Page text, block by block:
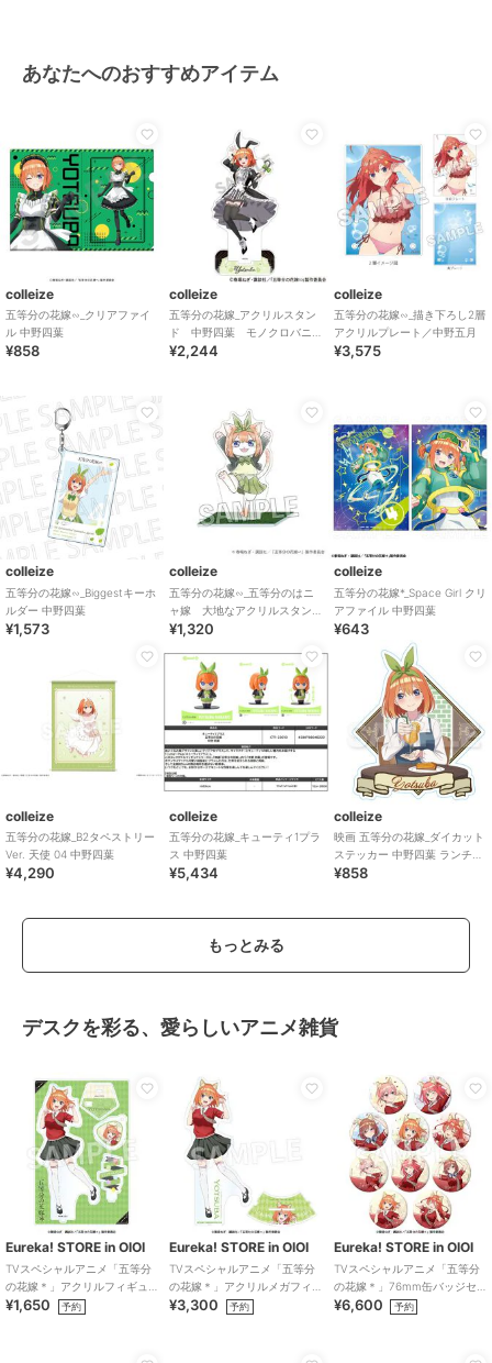
あなたへのおすすめアイテム
colleize
五等分の花嫁∽_クリアファイ
ル 中野四葉
¥858
colleize
五等分の花嫁_アクリルスタン
ド 中野四葉 モノクロバニ
ードレス
¥2,244
colleize
五等分の花嫁∽_描き下ろし2層
アクリルプレート／中野五月
¥3,575
colleize
五等分の花嫁∽_Biggestキーホ
ルダー 中野四葉
¥1,573
colleize
五等分の花嫁∽_五等分のはニ
ャ嫁 大地なアクリルスタン
ド 中野四葉
¥1,320
colleize
五等分の花嫁*_Space Girl クリ
アファイル 中野四葉
¥643
colleize
五等分の花嫁_B2タペストリー
Ver. 天使 04 中野四葉
¥4,290
colleize
五等分の花嫁_キューティ1プラ
ス 中野四葉
¥5,434
colleize
映画 五等分の花嫁_ダイカット
ステッカー 中野四葉 ランチデ
ートVer.
¥858
もっとみる
デスクを彩る、愛らしいアニメ雑貨
Eureka! STORE in OIOI
TVスペシャルアニメ「五等分
の花嫁＊」アクリルフィギュ
ア 四葉
¥1,650 予約
Eureka! STORE in OIOI
TVスペシャルアニメ「五等分
の花嫁＊」アクリルメガフィ
ギュア 四葉
¥3,300 予約
Eureka! STORE in OIOI
TVスペシャルアニメ「五等分
の花嫁＊」76mm缶バッジセ
ット
¥6,600 予約